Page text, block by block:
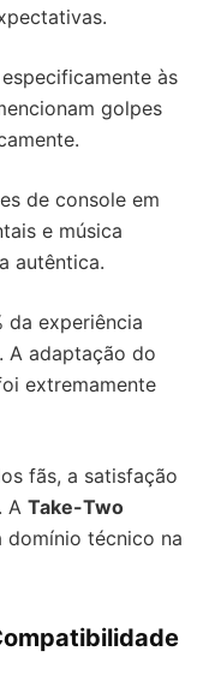
às
golpes
de console em
e música
autêntica.
da experiência
A adaptação do
extremamente
fãs, a satisfação
A Take-Two
domínio técnico na